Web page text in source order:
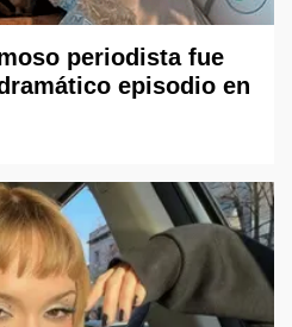
periodista fue
episodio en